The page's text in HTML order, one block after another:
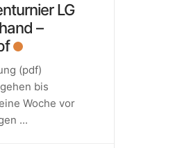
LG
–
(pdf)
bis
Woche vor
...